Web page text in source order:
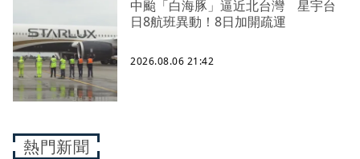
中颱「白海豚」逼近北台灣 星宇台
日8航班異動！8日加開疏運
2026.08.06 21:42
熱門新聞